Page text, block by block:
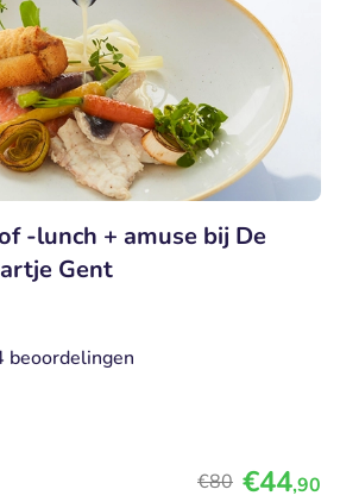
-lunch + amuse bij De
Gent
beoordelingen
€80 €44,90